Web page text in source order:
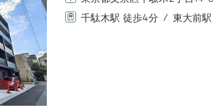
千駄木駅 徒歩4分
東大前